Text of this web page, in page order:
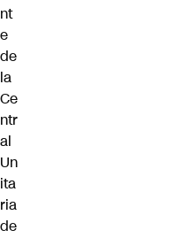
nt
e
de
la
Ce
ntr
al
Un
ita
ria
de